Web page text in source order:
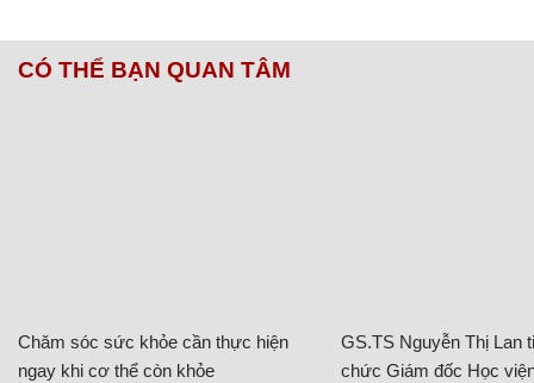
CÓ THỂ BẠN QUAN TÂM
Chăm sóc sức khỏe cần thực hiện
ngay khi cơ thể còn khỏe
GS.TS Nguyễn Thị Lan
chức Giám đốc Học